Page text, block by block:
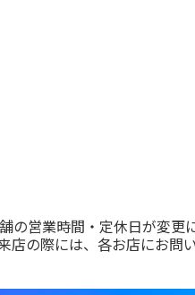
の営業時間・定休日が変更
店の際には、各お店にお問